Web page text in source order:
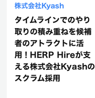
株式会社Kyash
タイムラインでのやり
取りの積み重ねを候補
者のアトラクトに活
用！HERP Hireが支
える株式会社Kyashの
スクラム採用